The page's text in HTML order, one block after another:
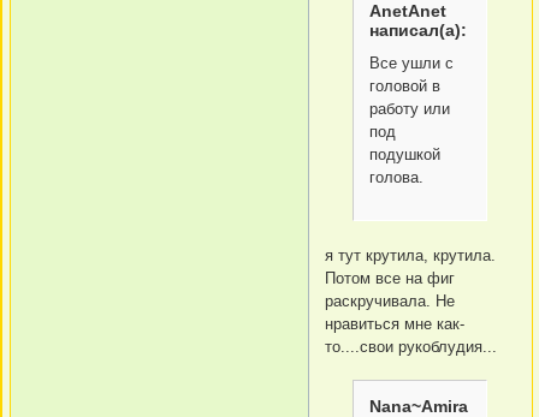
AnetAnet
написал(а):
Все ушли с
головой в
работу или
под
подушкой
голова.
я тут крутила, крутила.
Потом все на фиг
раскручивала. Не
нравиться мне как-
то....свои рукоблудия...
Nana~Amira